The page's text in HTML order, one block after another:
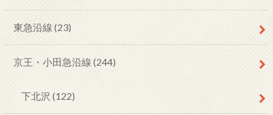
東急沿線 (23)
京王・小田急沿線 (244)
下北沢 (122)